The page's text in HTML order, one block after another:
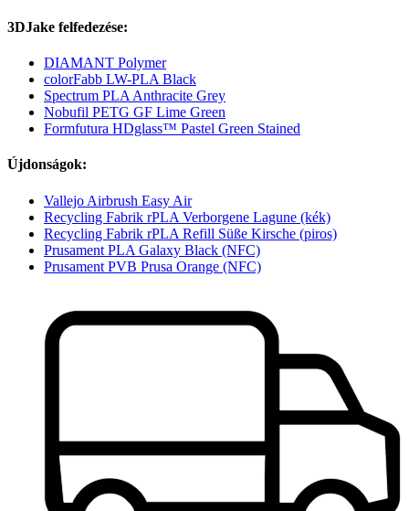
3DJake felfedezése:
DIAMANT Polymer
colorFabb LW-PLA Black
Spectrum PLA Anthracite Grey
Nobufil PETG GF Lime Green
Formfutura HDglass™ Pastel Green Stained
Újdonságok:
Vallejo Airbrush Easy Air
Recycling Fabrik rPLA Verborgene Lagune (kék)
Recycling Fabrik rPLA Refill Süße Kirsche (piros)
Prusament PLA Galaxy Black (NFC)
Prusament PVB Prusa Orange (NFC)